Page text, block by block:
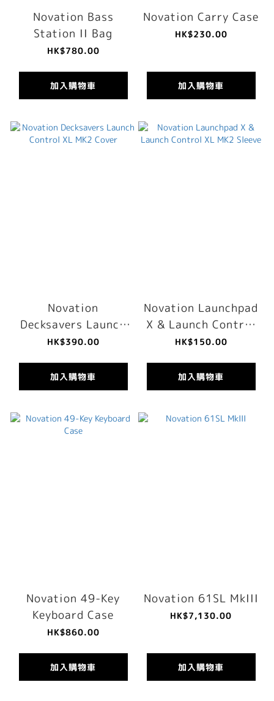
Novation Bass
Station II Bag
HK$780.00
加入購物車
Novation Carry Case
HK$230.00
加入購物車
Novation
Decksavers Launch
Control XL MK2
HK$390.00
加入購物車
Novation Launchpad
X & Launch Control
XL MK2 Sleeve
HK$150.00
加入購物車
Novation 49-Key
Keyboard Case
HK$860.00
加入購物車
Novation 61SL MkIII
HK$7,130.00
加入購物車